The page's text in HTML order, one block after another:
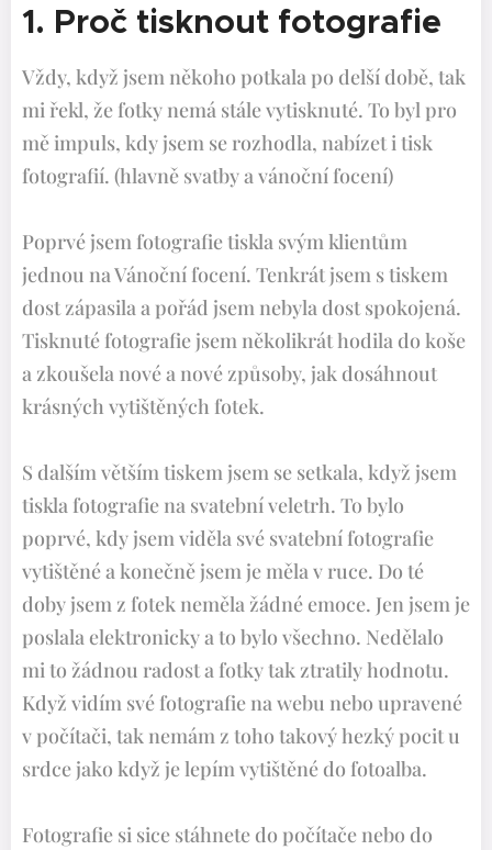
1. Proč tisknout fotografie
Vždy, když jsem někoho potkala po delší době, tak
mi řekl, že fotky nemá stále vytisknuté. To byl pro
mě impuls, kdy jsem se rozhodla, nabízet i tisk
fotografií. (hlavně svatby a vánoční focení)
Poprvé jsem fotografie tiskla svým klientům
jednou na Vánoční focení. Tenkrát jsem s tiskem
dost zápasila a pořád jsem nebyla dost spokojená.
Tisknuté fotografie jsem několikrát hodila do koše
a zkoušela nové a nové způsoby, jak dosáhnout
krásných vytištěných fotek.
S dalším větším tiskem jsem se setkala, když jsem
tiskla fotografie na svatební veletrh. To bylo
poprvé, kdy jsem viděla své svatební fotografie
vytištěné a konečně jsem je měla v ruce. Do té
doby jsem z fotek neměla žádné emoce. Jen jsem je
poslala elektronicky a to bylo všechno. Nedělalo
mi to žádnou radost a fotky tak ztratily hodnotu.
Když vidím své fotografie na webu nebo upravené
v počítači, tak nemám z toho takový hezký pocit u
srdce jako když je lepím vytištěné do fotoalba.
Fotografie si sice stáhnete do počítače nebo do